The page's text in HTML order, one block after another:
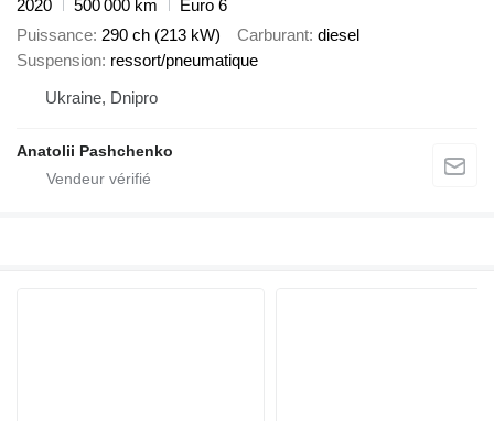
2020
500 000 km
Euro 6
Puissance 290 ch (213 kW) Carburant diesel
Suspension ressort/pneumatique
Ukraine, Dnipro
Anatolii Pashchenko